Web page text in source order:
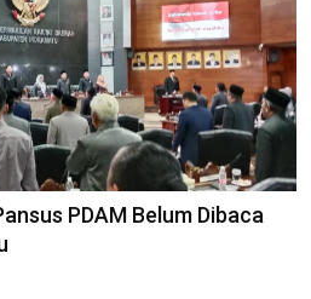
PDAM Belum Dibaca